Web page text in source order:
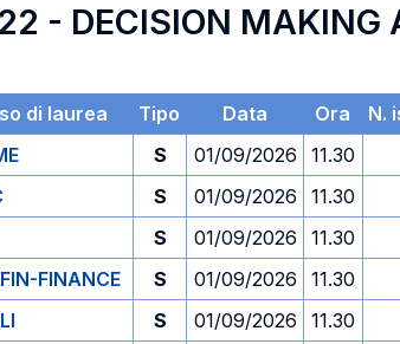
- DECISION MAKING
di laurea Tipo Data Ora N.
S 01/09/2026 11.30
S 01/09/2026 11.30
S 01/09/2026 11.30
FINANCE
S 01/09/2026 11.30
S 01/09/2026 11.30